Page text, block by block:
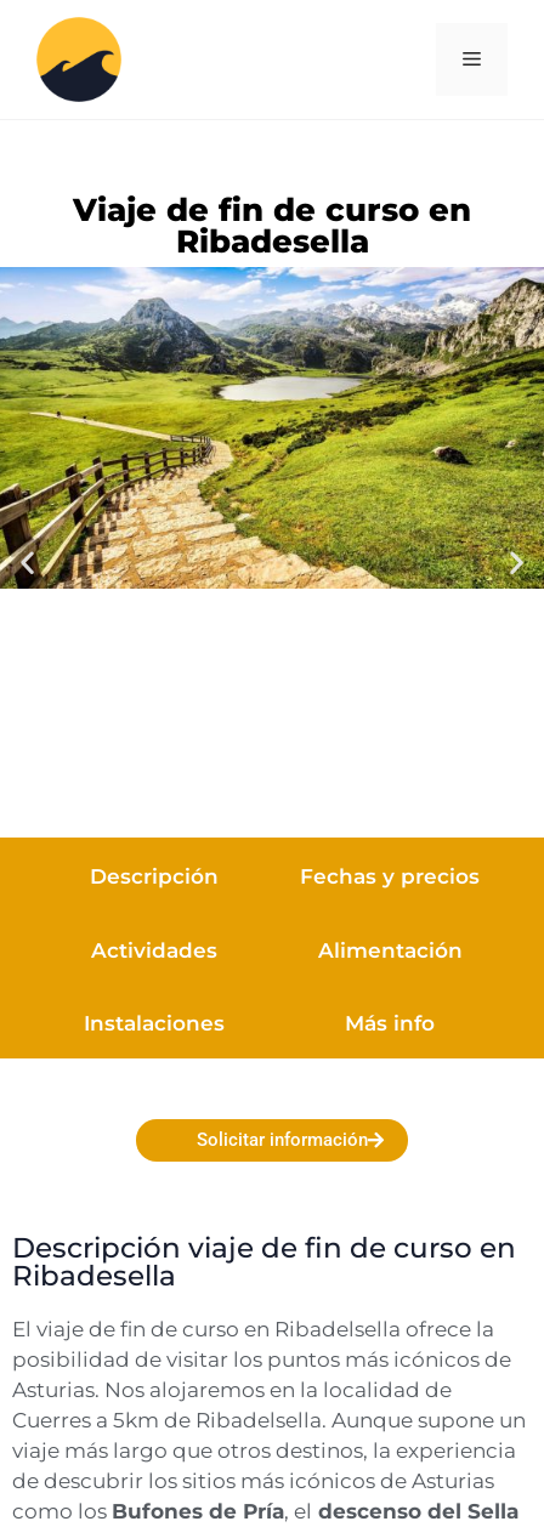
Viaje de fin de curso en
Ribadesella
Descripción Fechas y precios
Actividades Alimentación
Instalaciones Más info
Solicitar información
Descripción viaje de fin de curso en
Ribadesella
El viaje de fin de curso en Ribadelsella ofrece la
posibilidad de visitar los puntos más icónicos de
Asturias. Nos alojaremos en la localidad de
Cuerres a 5km de Ribadelsella. Aunque supone un
viaje más largo que otros destinos, la experiencia
de descubrir los sitios más icónicos de Asturias
como los Bufones de Pría, el descenso del Sella